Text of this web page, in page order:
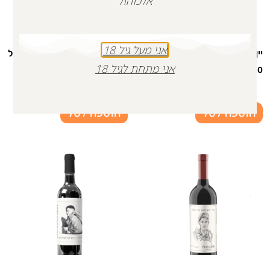
יין אדום לזכר גיל בויום | כשר
126.00
הוספה לסל
יינות אדום לבן ורוזה לזכרם של
גיל וענבר בויום | כשר
הוספה לסל
אני מעל גיל 18
אני מתחת לגיל 18